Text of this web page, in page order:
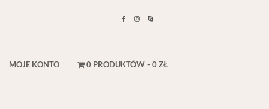
MOJE KONTO 0 PRODUKTÓW 0 ZŁ